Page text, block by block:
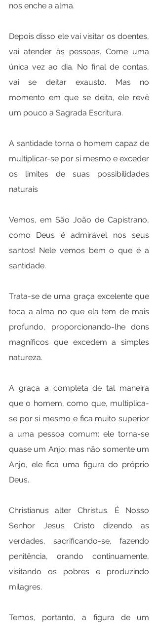
nos enche a alma.
Depois disso ele vai visitar os doentes,
vai atender às pessoas. Come uma
única vez ao dia. No final de contas,
vai se deitar exausto. Mas no
momento em que se deita, ele revê
um pouco a Sagrada Escritura.
A santidade torna o homem capaz de
multiplicar-se por si mesmo e exceder
os limites de suas possibilidades
naturais
Vemos, em São João de Capistrano,
como Deus é admirável nos seus
santos! Nele vemos bem o que é a
santidade.
Trata-se de uma graça excelente que
toca a alma no que ela tem de mais
profundo, proporcionando-lhe dons
magníficos que excedem a simples
natureza.
A graça a completa de tal maneira
que o homem, como que, multiplica-
se por si mesmo e fica muito superior
a uma pessoa comum: ele torna-se
quase um Anjo; mas não somente um
Anjo, ele fica uma figura do próprio
Deus.
Christianus alter Christus. É Nosso
Senhor Jesus Cristo dizendo as
verdades, sacrificando-se, fazendo
penitência, orando continuamente,
visitando os pobres e produzindo
milagres.
Temos, portanto, a figura de um